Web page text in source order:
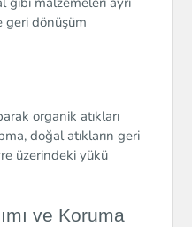
geri dönüşüm
organik atıkları
doğal atıkların geri
üzerindeki yükü
ve Koruma